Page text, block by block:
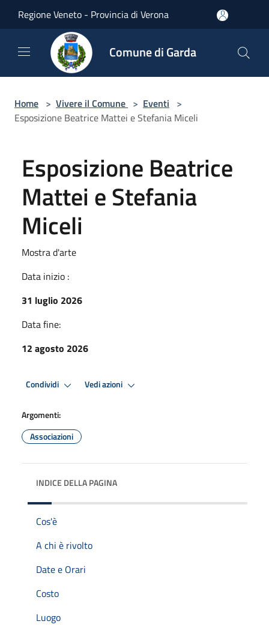
Regione Veneto - Provincia di Verona
Comune di Garda
Home > Vivere il Comune > Eventi >
Esposizione Beatrice Mattei e Stefania Miceli
Esposizione Beatrice
Mattei e Stefania
Miceli
Mostra d'arte
Data inizio :
31 luglio 2026
Data fine:
12 agosto 2026
Condividi Vedi azioni
Argomenti:
Associazioni
INDICE DELLA PAGINA
Cos'è
A chi è rivolto
Date e Orari
Costo
Luogo